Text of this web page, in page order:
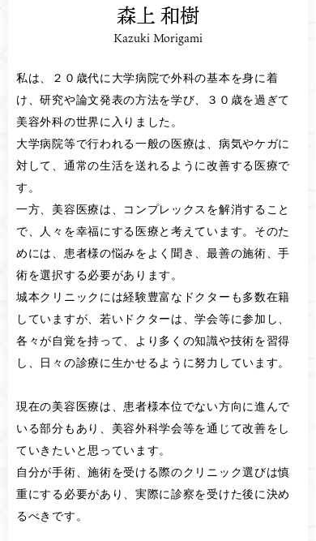
森上 和樹
Kazuki Morigami
私は、２０歳代に大学病院で外科の基本を身に着
け、研究や論文発表の方法を学び、３０歳を過ぎて
美容外科の世界に入りました。
大学病院等で行われる一般の医療は、病気やケガに
対して、通常の生活を送れるように改善する医療で
す。
一方、美容医療は、コンプレックスを解消すること
で、人々を幸福にする医療と考えています。そのた
めには、患者様の悩みをよく聞き、最善の施術、手
術を選択する必要があります。
城本クリニックには経験豊富なドクターも多数在籍
していますが、若いドクターは、学会等に参加し、
各々が自覚を持って、より多くの知識や技術を習得
し、日々の診療に生かせるように努力しています。
現在の美容医療は、患者様本位でない方向に進んで
いる部分もあり、美容外科学会等を通じて改善をし
ていきたいと思っています。
自分が手術、施術を受ける際のクリニック選びは慎
重にする必要があり、実際に診察を受けた後に決め
るべきです。